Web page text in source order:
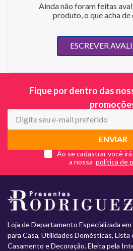
Ainda não foram feitas
produto, o que acha de
ESCREVER
Fique por dentro das
ENVIAR
Ao se cadastrar você
a nossa
Loja de Departamento Especializada
para Casa, Utilidades Domésticas, Lista
Casamento e Decoração. Eleita pela